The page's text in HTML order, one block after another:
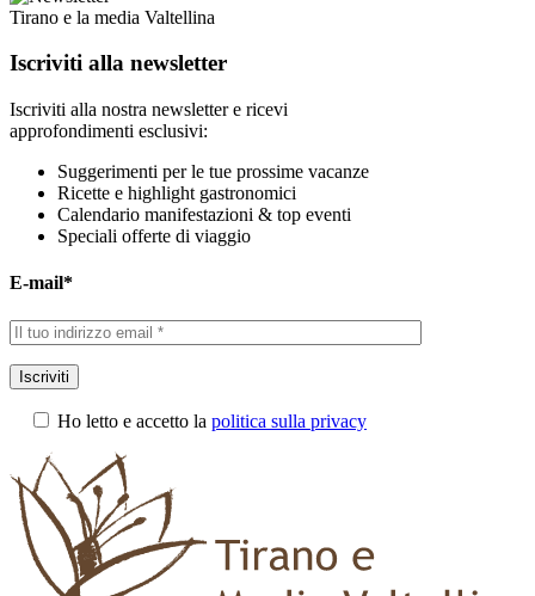
Tirano e la media Valtellina
Iscriviti alla newsletter
Iscriviti alla nostra newsletter e ricevi
approfondimenti esclusivi:
Suggerimenti per le tue prossime vacanze
Ricette e highlight gastronomici
Calendario manifestazioni & top eventi
Speciali offerte di viaggio
E-mail*
Iscriviti
Ho letto e accetto la politica sulla privacy